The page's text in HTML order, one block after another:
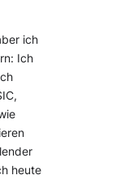
ich
Ich
heute